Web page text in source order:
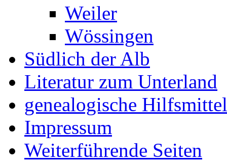
Weiler
Wössingen
Südlich der Alb
Literatur zum Unterland
genealogische Hilfsmittel
Impressum
Weiterführende Seiten